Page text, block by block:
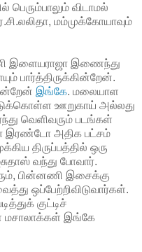
விடாமல்
மம்முக்கோயாவும்
இளையராஜா இணைந்து
பார்த்திருக்கின்றேன்.
இங்கே. மலையாள
ஊறுகாய் அல்லது
வெளிவரும் படங்கள்
இரண்டோ அதிக பட்சம்
திருப்பத்தில் ஒரு
வந்து போவார்.
பின்னணி இசைக்கு
ஒப்பேற்றிவிடுவார்கள்.
குட்டிச்
மசாலாக்கள் இங்கே